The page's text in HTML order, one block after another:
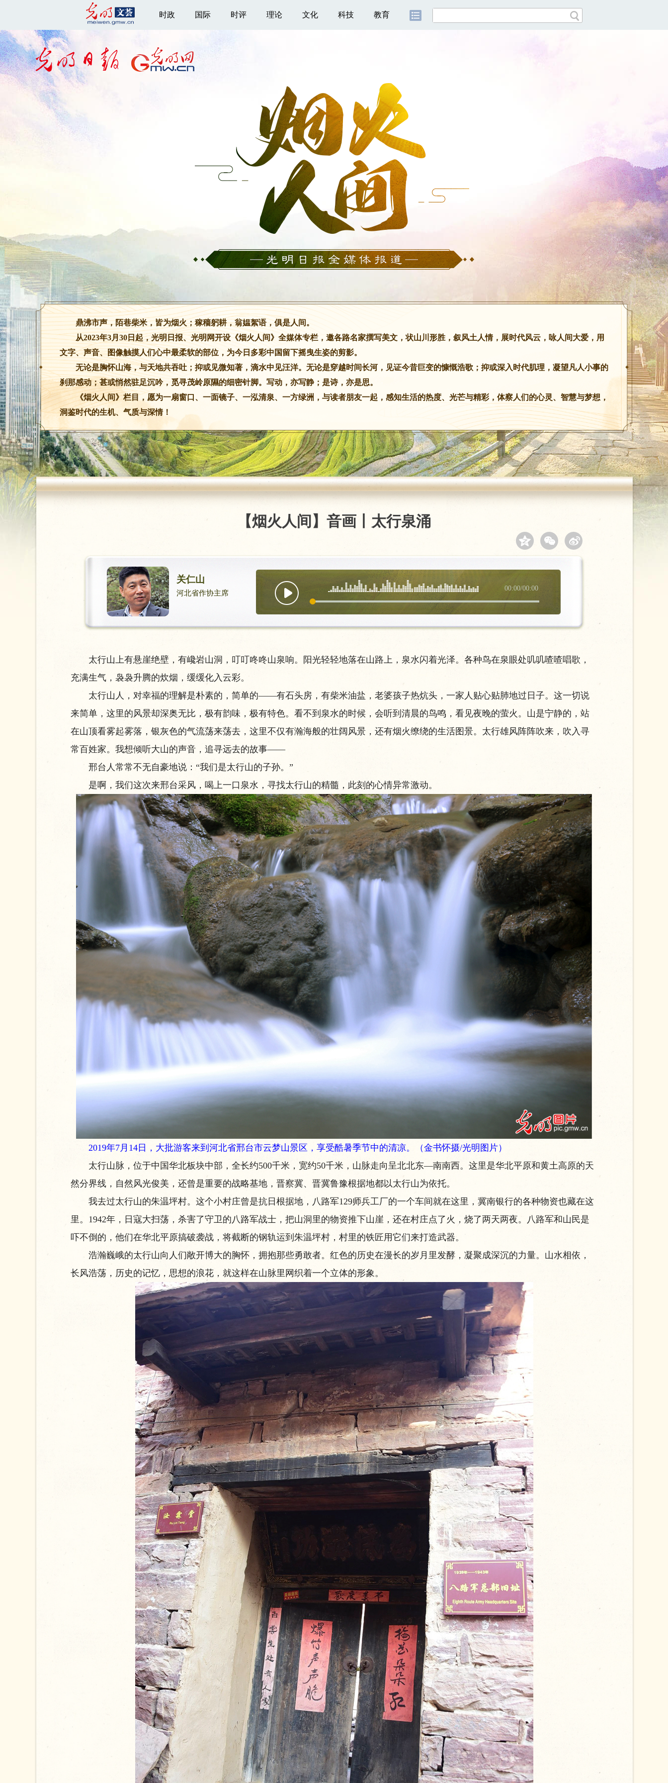
时政 国际 时评 理论 文化 科技 教育
鼎沸市声，陌巷柴米，皆为烟火；稼穑躬耕，翁媪絮语，俱是人间。
从2023年3月30日起，光明日报、光明网开设《烟火人间》全媒体专栏，邀各路名家撰写美文，状山川形胜，叙风土人情，展时代风云，咏人间大爱，用
文字、声音、图像触摸人们心中最柔软的部位，为今日多彩中国留下摇曳生姿的剪影。
无论是胸怀山海，与天地共吞吐；抑或见微知著，滴水中见汪洋。无论是穿越时间长河，见证今昔巨变的慷慨浩歌；抑或深入时代肌理，凝望凡人小事的
刹那感动；甚或悄然驻足沉吟，觅寻茂岭原隰的细密针脚。写动，亦写静；是诗，亦是思。
《烟火人间》栏目，愿为一扇窗口、一面镜子、一泓清泉、一方绿洲，与读者朋友一起，感知生活的热度、光芒与精彩，体察人们的心灵、智慧与梦想，
洞鉴时代的生机、气质与深情！
【烟火人间】音画丨太行泉涌
关仁山
河北省作协主席
00:00/00:00
太行山上有悬崖绝壁，有巉岩山洞，叮叮咚咚山泉响。阳光轻轻地落在山路上，泉水闪着光泽。各种鸟在泉眼处叽叽喳喳唱歌，
充满生气，袅袅升腾的炊烟，缓缓化入云彩。
太行山人，对幸福的理解是朴素的，简单的——有石头房，有柴米油盐，老婆孩子热炕头，一家人贴心贴肺地过日子。这一切说
来简单，这里的风景却深奥无比，极有韵味，极有特色。看不到泉水的时候，会听到清晨的鸟鸣，看见夜晚的萤火。山是宁静的，站
在山顶看雾起雾落，银灰色的气流荡来荡去，这里不仅有瀚海般的壮阔风景，还有烟火缭绕的生活图景。太行雄风阵阵吹来，吹入寻
常百姓家。我想倾听大山的声音，追寻远去的故事——
邢台人常常不无自豪地说：“我们是太行山的子孙。”
是啊，我们这次来邢台采风，喝上一口泉水，寻找太行山的精髓，此刻的心情异常激动。
2019年7月14日，大批游客来到河北省邢台市云梦山景区，享受酷暑季节中的清凉。（金书怀摄/光明图片）
太行山脉，位于中国华北板块中部，全长约500千米，宽约50千米，山脉走向呈北北东—南南西。这里是华北平原和黄土高原的天
然分界线，自然风光俊美，还曾是重要的战略基地，晋察冀、晋冀鲁豫根据地都以太行山为依托。
我去过太行山的朱温坪村。这个小村庄曾是抗日根据地，八路军129师兵工厂的一个车间就在这里，冀南银行的各种物资也藏在这
里。1942年，日寇大扫荡，杀害了守卫的八路军战士，把山洞里的物资推下山崖，还在村庄点了火，烧了两天两夜。八路军和山民是
吓不倒的，他们在华北平原搞破袭战，将截断的钢轨运到朱温坪村，村里的铁匠用它们来打造武器。
浩瀚巍峨的太行山向人们敞开博大的胸怀，拥抱那些勇敢者。红色的历史在漫长的岁月里发酵，凝聚成深沉的力量。山水相依，
长风浩荡，历史的记忆，思想的浪花，就这样在山脉里网织着一个立体的形象。